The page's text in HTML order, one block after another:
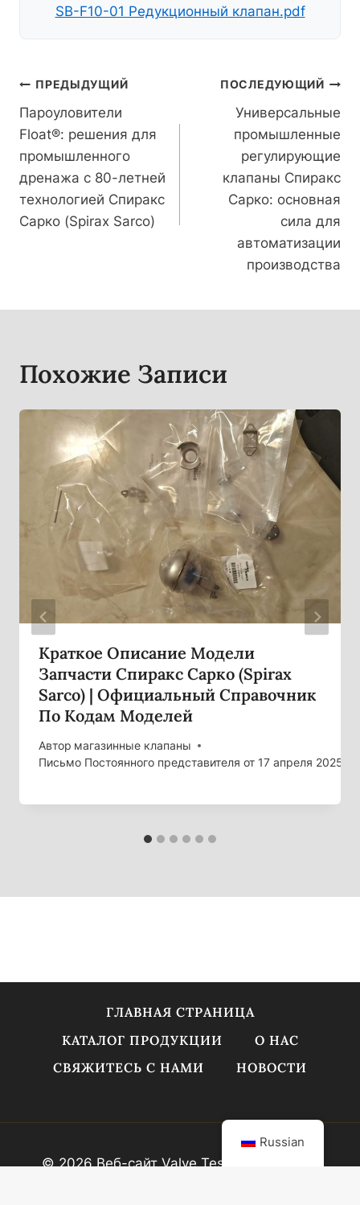
SB-F10-01 Редукционный клапан.pdf
Навигация
По
Записям
ПРЕДЫДУЩИЙ
Пароуловители
Float®: решения для
промышленного
дренажа с 80-летней
технологией Спиракс
Сарко (Spirax Sarco)
ПОСЛЕДУЮЩИЙ
Универсальные
промышленные
регулирующие
клапаны Спиракс
Сарко: основная
сила для
автоматизации
производства
Похожие Записи
Краткое Описание Модели
Запчасти Спиракс Сарко (Spirax
Sarco) | Официальный Справочник
По Кодам Моделей
Автор магазинные клапаны
Письмо Постоянного представителя от 17 апреля 2025
ГЛАВНАЯ СТРАНИЦА
КАТАЛОГ ПРОДУКЦИИ
О НАС
СВЯЖИТЕСЬ С НАМИ
НОВОСТИ
© 2026 Веб-сайт Valve Tesco
Russian